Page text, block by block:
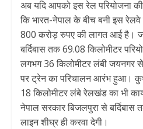
अब यदि आपको इस रेल परियोजना
कि भारत-नेपाल के बीच बनी इस रेलवे
800 करोड़ रुपए की लागत आई है।
बर्दिबास तक 69.08 किलोमीटर
लगभग 36 किलोमीटर लंबी जयनगर
पर ट्रेन का परिचालन आरंभ हुआ।
18 किलोमीटर लंबे रेलखंड का भी
नेपाल सरकार बिजलपुरा से
लाइन शीघ्र ही करवा देगी।